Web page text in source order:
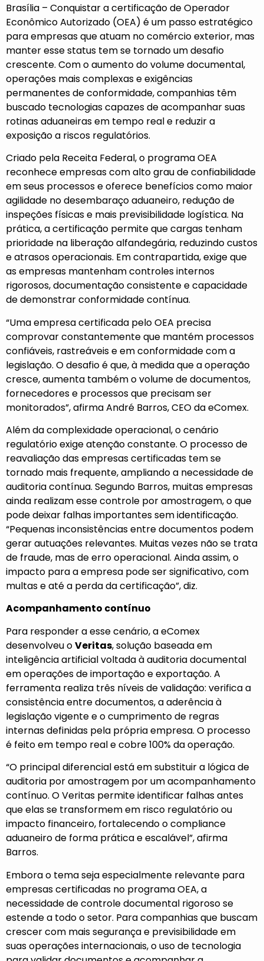
Brasília – Conquistar a certificação de Operador
Econômico Autorizado (OEA) é um passo estratégico
para empresas que atuam no comércio exterior, mas
manter esse status tem se tornado um desafio
crescente. Com o aumento do volume documental,
operações mais complexas e exigências
permanentes de conformidade, companhias têm
buscado tecnologias capazes de acompanhar suas
rotinas aduaneiras em tempo real e reduzir a
exposição a riscos regulatórios.
Criado pela Receita Federal, o programa OEA
reconhece empresas com alto grau de confiabilidade
em seus processos e oferece benefícios como maior
agilidade no desembaraço aduaneiro, redução de
inspeções físicas e mais previsibilidade logística. Na
prática, a certificação permite que cargas tenham
prioridade na liberação alfandegária, reduzindo custos
e atrasos operacionais. Em contrapartida, exige que
as empresas mantenham controles internos
rigorosos, documentação consistente e capacidade
de demonstrar conformidade contínua.
“Uma empresa certificada pelo OEA precisa
comprovar constantemente que mantém processos
confiáveis, rastreáveis e em conformidade com a
legislação. O desafio é que, à medida que a operação
cresce, aumenta também o volume de documentos,
fornecedores e processos que precisam ser
monitorados”, afirma André Barros, CEO da eComex.
Além da complexidade operacional, o cenário
regulatório exige atenção constante. O processo de
reavaliação das empresas certificadas tem se
tornado mais frequente, ampliando a necessidade de
auditoria contínua. Segundo Barros, muitas empresas
ainda realizam esse controle por amostragem, o que
pode deixar falhas importantes sem identificação.
“Pequenas inconsistências entre documentos podem
gerar autuações relevantes. Muitas vezes não se trata
de fraude, mas de erro operacional. Ainda assim, o
impacto para a empresa pode ser significativo, com
multas e até a perda da certificação”, diz.
Acompanhamento contínuo
Para responder a esse cenário, a eComex
desenvolveu oVeritas, solução baseada em
inteligência artificial voltada à auditoria documental
em operações de importação e exportação. A
ferramenta realiza três níveis de validação: verifica a
consistência entre documentos, a aderência à
legislação vigente e o cumprimento de regras
internas definidas pela própria empresa. O processo
é feito em tempo real e cobre 100% da operação.
“O principal diferencial está em substituir a lógica de
auditoria por amostragem por um acompanhamento
contínuo. O Veritas permite identificar falhas antes
que elas se transformem em risco regulatório ou
impacto financeiro, fortalecendo o compliance
aduaneiro de forma prática e escalável”, afirma
Barros.
Embora o tema seja especialmente relevante para
empresas certificadas no programa OEA, a
necessidade de controle documental rigoroso se
estende a todo o setor. Para companhias que buscam
crescer com mais segurança e previsibilidade em
suas operações internacionais, o uso de tecnologia